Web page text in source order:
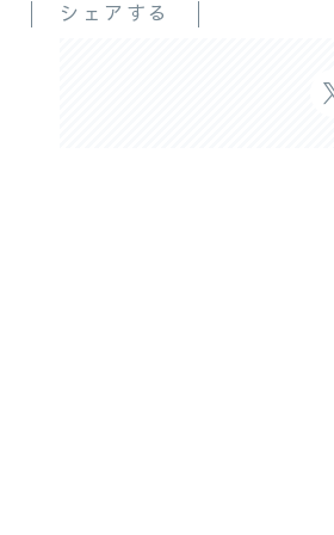
シェアする